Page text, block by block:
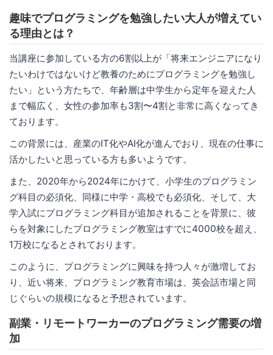
趣味でプログラミングを勉強したい大人が増えてい
る理由とは？
当講座に参加している方の6割以上が「将来エンジニアになり
たいわけではないけど教養のためにプログラミングを勉強し
たい」という方たちで、年齢層は中学生から定年を迎えた人
まで幅広く、女性の参加率も3割〜4割と非常に高くなってき
ております。
この背景には、産業のIT化やAI化が進んでおり、現在の仕事に
活かしたいと思っている方も多いようです。
また、2020年から2024年にかけて、小学生のプログラミン
グ科目の必須化、同様に中学・高校でも必須化、そして、大
学入試にプログラミング科目が追加されることを背景に、彼
らを対象にしたプログラミング教室はすでに4000校を超え、
1万校になるとされております。
このように、プログラミングに興味を持つ人々が激増してお
り、近い将来、プログラミング教育市場は、英会話市場と同
じぐらいの規模になると予想されています。
副業・リモートワーカーのプログラミング需要の増
加